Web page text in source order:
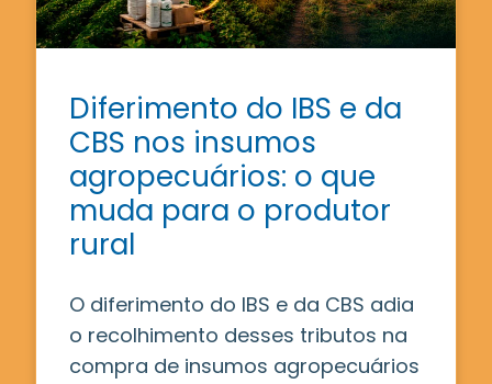
Diferimento do IBS e da
CBS nos insumos
agropecuários: o que
muda para o produtor
rural
O diferimento do IBS e da CBS adia
o recolhimento desses tributos na
compra de insumos agropecuários